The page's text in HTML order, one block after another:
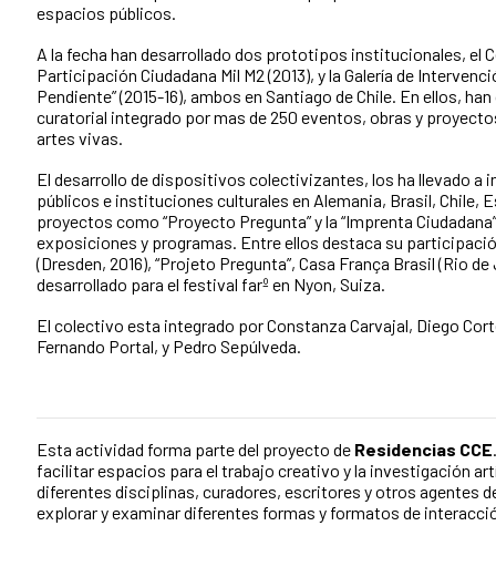
espacios públicos.
A la fecha han desarrollado dos prototipos institucionales, el
Participación Ciudadana Mil M2 (2013), y la Galería de
Pendiente” (2015-16), ambos en Santiago de Chile. En ellos,
curatorial integrado por mas de 250 eventos, obras y
artes vivas.
El desarrollo de dispositivos colectivizantes, los ha llevado a
públicos e instituciones culturales en Alemania, Brasil, Chile,
proyectos como “Proyecto Pregunta” y la “Imprenta
exposiciones y programas. Entre ellos destaca su
(Dresden, 2016), “Projeto Pregunta”, Casa França Brasil (Rio
desarrollado para el festival farº en Nyon, Suiza.
El colectivo esta integrado por Constanza Carvajal, Diego
Fernando Portal, y Pedro Sepúlveda.
Esta actividad forma parte del proyecto de Residencias CCE
facilitar espacios para el trabajo creativo y la investigación
diferentes disciplinas, curadores, escritores y otros agentes
explorar y examinar diferentes formas y formatos de